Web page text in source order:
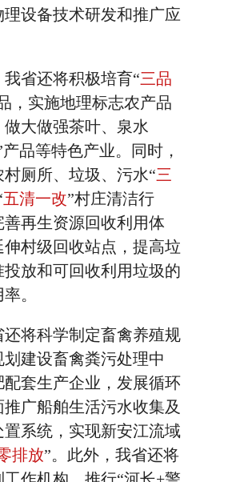
设备技术研发和推广应
省还将积极培育“三品
，实施地理标志农产品
大做强茶叶、泉水
产品等特色产业。同时，
厕所、垃圾、污水“三
五清一改”村庄清洁行
再生资源回收利用体
伸村级回收站点，提高垃
放和可回收利用垃圾的
。
还将科学制定畜禽养殖规
建设畜禽粪污处理中
配套生产企业，发展循环
广船舶生活污水收集及
置系统，实现新安江流域
排放”。此外，我省还将